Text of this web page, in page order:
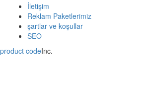
İletişim
Reklam Paketlerimiz
şartlar ve koşullar
SEO
product codeInc.